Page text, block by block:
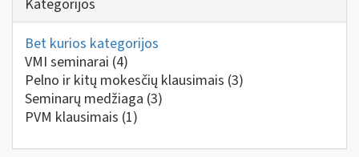
Kategorijos
Bet kurios kategorijos
VMI seminarai (4)
Pelno ir kitų mokesčių klausimais (3)
Seminarų medžiaga (3)
PVM klausimais (1)